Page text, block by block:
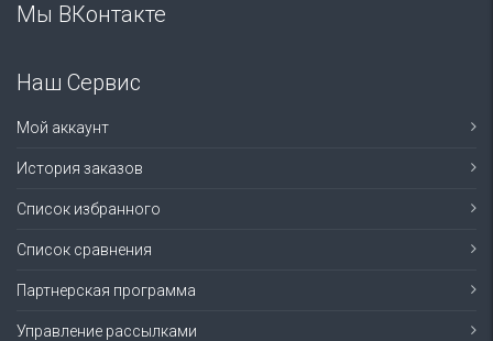
Мы ВКонтакте
Наш Сервис
Мой аккаунт
История заказов
Список избранного
Список сравнения
Партнерская программа
Управление рассылками